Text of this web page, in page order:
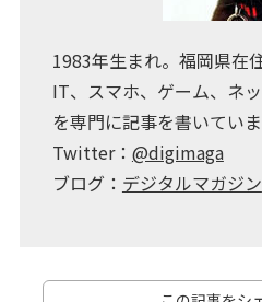
1983年生まれ。福岡県在
IT、スマホ、ゲーム、ネ
を専門に記事を書いていま
Twitter： @digimaga
ブログ： デジタルマガジン